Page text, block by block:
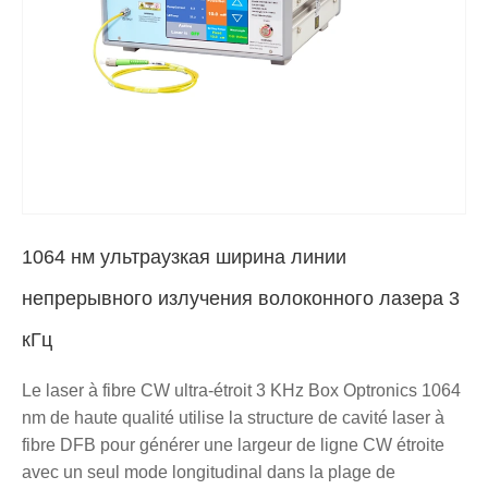
1064 нм ультраузкая ширина линии
непрерывного излучения волоконного лазера 3
кГц
Le laser à fibre CW ultra-étroit 3 KHz Box Optronics 1064
nm de haute qualité utilise la structure de cavité laser à
fibre DFB pour générer une largeur de ligne CW étroite
avec un seul mode longitudinal dans la plage de